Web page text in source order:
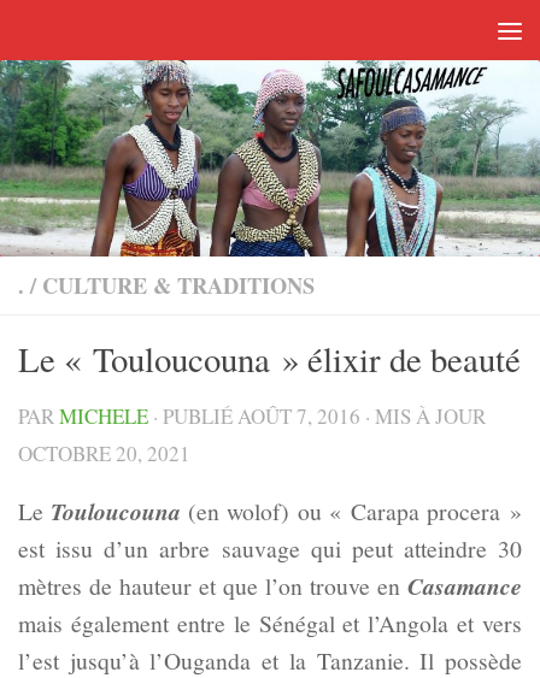
. / CULTURE & TRADITIONS
Le « Touloucouna » élixir de beauté
PARMICHELE · PUBLIÉAOÛT 7, 2016 · MIS À JOUR
OCTOBRE 20, 2021
Le Touloucouna (en wolof) ou « Carapa procera »
est issu d’un arbre sauvage qui peut atteindre 30
mètres de hauteur et que l’on trouve en Casamance
mais également entre le Sénégal et l’Angola et vers
l’est jusqu’à l’Ouganda et la Tanzanie. Il possède